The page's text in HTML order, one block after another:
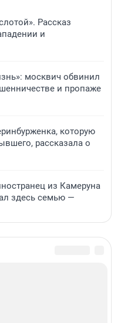
Рассказ
и
москвич обвинил
и пропаже
которую
рассказала о
из Камеруна
здесь семью —